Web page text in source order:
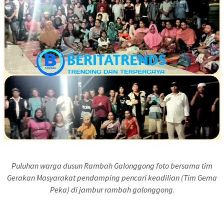
Puluhan warga dusun Rambah Galonggong foto bersama tim
Gerakan Masyarakat pendamping pencari keadilian (Tim Gema
Peka) di jambur rambah galonggong.